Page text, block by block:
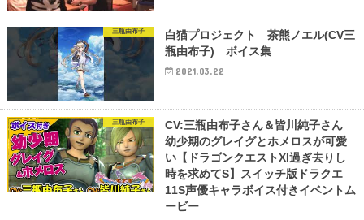
三瓶由布子
白猫プロジェクト 茶熊ノエル(CV三
瓶由布子) ボイス集
2021.03.22
三瓶由布子
CV:三瓶由布子さん＆皆川純子さん
幼少期のグレイグとホメロスが可愛
い【ドラゴンクエストXI過ぎ去りし
時を求めてS】スイッチ版ドラクエ
11S声優キャラボイス付きイベントム
ービー